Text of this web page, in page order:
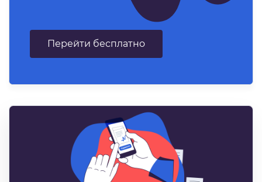
Перейти бесплатно